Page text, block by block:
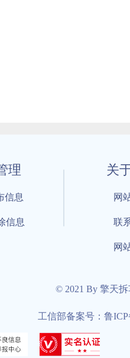
理
信息
信息
关
网
联
网
© 2021 By 擎天
工信部备案号：鲁